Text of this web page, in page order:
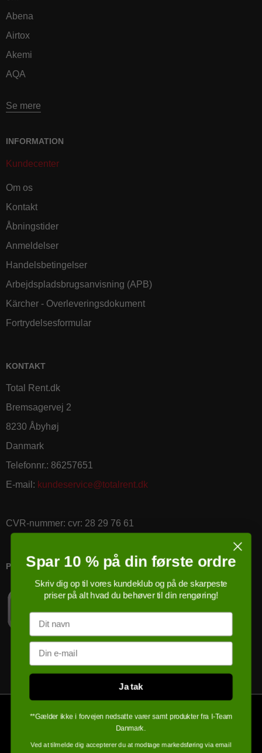
Abena
Airtox
Akemi
AQA
Se mere
INFORMATION
Kundecenter
Om os
Kontakt
Åbningstider
Anmeldelser
Handelsbetingelser
Arbejdspladsbrugsanvisning (APB)
Kärcher - Overleveringsdokument
Fortrydelsesformular
KONTAKT
Total Rent.dk
Bremsagervej 2
8230 Åbyhøj
Danmark
Telefonnr.: 86257651
E-mail : kundeservice@totalrent.dk
CVR-nummer: cvr: 28 29 76 61
PRICERUNNER KØBSGARANTI
Spar 10 % på din første ordre
Skriv dig op til vores kundeklub og på de skarpeste
priser på alt hvad du behøver til din rengøring!
Navn
Email
Ja tak
**Gælder ikke i forvejen nedsatte varer samt produkter fra I-Team
Danmark.
Ved at tilmelde dig accepterer du at modtage markedsføring via email